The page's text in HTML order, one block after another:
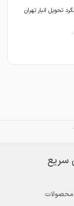
تحویل انبار تهران
سریع